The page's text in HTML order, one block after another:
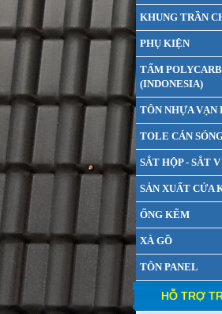
KHUNG TRẦN
PHỤ KIỆN
TẤM
(INDONESIA)
TÔN NHỰA VẠN
TOLE CÁN
SẮT HỘP - SẮT V
SẢN XUẤT CỬA
ỐNG KẼM
XÀ GỒ
TÔN PANEL
HỖ TRỢ